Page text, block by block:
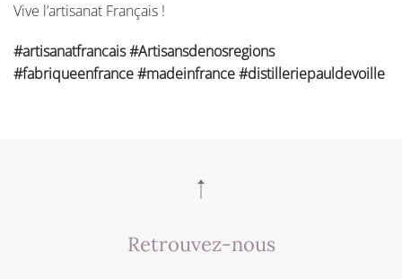
Vive l’artisanat Français !
#artisanatfrancais#Artisansdenosregions
#fabriqueenfrance#madeinfrance#distilleriepauldevoille
Retrouvez-nous